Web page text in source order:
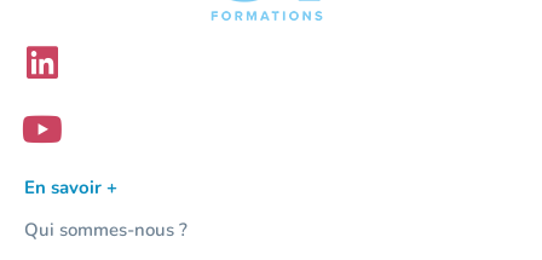
En savoir +
Qui sommes-nous ?